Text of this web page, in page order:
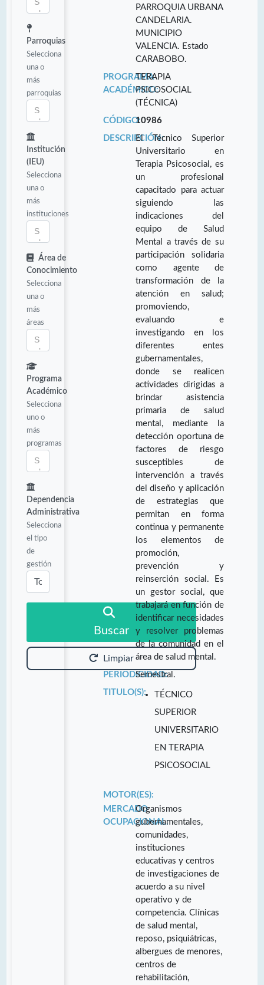
Parroquias
Selecciona
una o
más
parroquias
Institución
(IEU)
Selecciona
una o
más
instituciones
Área de
Conocimiento
Selecciona
una o
más
áreas
Programa
Académico
Selecciona
uno o
más
programas
Dependencia
Administrativa
Selecciona
el tipo
de
gestión
Buscar
Limpiar
PARROQUIA URBANA
CANDELARIA.
MUNICIPIO
VALENCIA. Estado
CARABOBO.
PROGRAMA
ACADÉMICO:
TERAPIA
PSICOSOCIAL
(TÉCNICA)
CÓDIGO:10986
DESCRIPCIÓN:El Técnico Superior
Universitario en
Terapia Psicosocial, es
un profesional
capacitado para actuar
siguiendo las
indicaciones del
equipo de Salud
Mental a través de su
participación solidaria
como agente de
transformación de la
atención en salud;
promoviendo,
evaluando e
investigando en los
diferentes entes
gubernamentales,
donde se realicen
actividades dirigidas a
brindar asistencia
primaria de salud
mental, mediante la
detección oportuna de
factores de riesgo
susceptibles de
intervención a través
del diseño y aplicación
de estrategias que
permitan en forma
continua y permanente
los elementos de
promoción,
prevención y
reinserción social. Es
un gestor social, que
trabajará en función de
identificar necesidades
y resolver problemas
de la comunidad en el
área de salud mental.
PERIODICIDAD:
Semestral.
TITULO(S):
TÉCNICO
SUPERIOR
UNIVERSITARIO
EN TERAPIA
PSICOSOCIAL
MOTOR(ES):
MERCADO
OCUPACIONAL:
Organismos
gubernamentales,
comunidades,
instituciones
educativas y centros
de investigaciones de
acuerdo a su nivel
operativo y de
competencia. Clínicas
de salud mental,
reposo, psiquiátricas,
albergues de menores,
centros de
rehabilitación,